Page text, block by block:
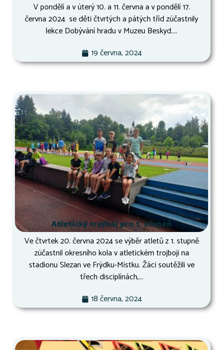
V pondělí a v úterý 10. a 11. června a v pondělí 17.
června 2024 se děti čtvrtých a pátých tříd zúčastnily
lekce Dobývání hradu v Muzeu Beskyd....
19 června, 2024
Atletický trojboj pro 1. stupeň
Ve čtvrtek 20. června 2024 se výběr atletů z 1. stupně
zúčastnil okresního kola v atletickém trojboji na
stadionu Slezan ve Frýdku-Místku. Žáci soutěžili ve
třech disciplínách,...
18 června, 2024